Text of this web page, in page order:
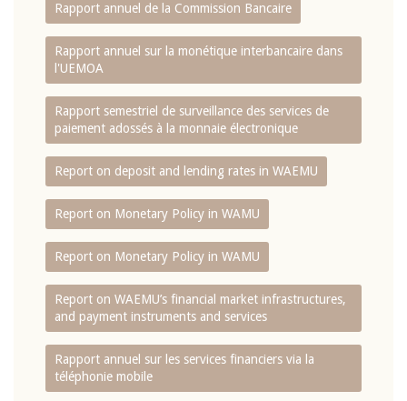
Rapport annuel de la Commission Bancaire
Rapport annuel sur la monétique interbancaire dans
l'UEMOA
Rapport semestriel de surveillance des services de
paiement adossés à la monnaie électronique
Report on deposit and lending rates in WAEMU
Report on Monetary Policy in WAMU
Report on Monetary Policy in WAMU
Report on WAEMU’s financial market infrastructures,
and payment instruments and services
Rapport annuel sur les services financiers via la
téléphonie mobile